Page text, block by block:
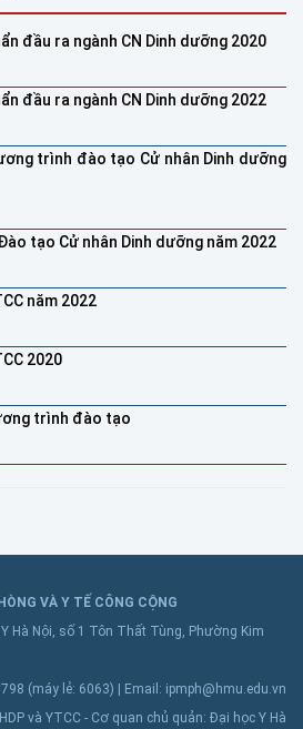
đầu ra ngành CN Dinh dưỡng 2020
đầu ra ngành CN Dinh dưỡng 2022
trình đào tạo Cử nhân Dinh dưỡng
tạo Cử nhân Dinh dưỡng năm 2022
năm 2022
2020
trình đào tạo
VÀ Y TẾ CÔNG CỘNG
Hà Nội, số 1 Tôn Thất Tùng, Phường Kim
(máy lẻ: 6063) | Email: ipmph@hmu.edu.vn
và YTCC - Cơ quan chủ quản: Đại học Y Hà